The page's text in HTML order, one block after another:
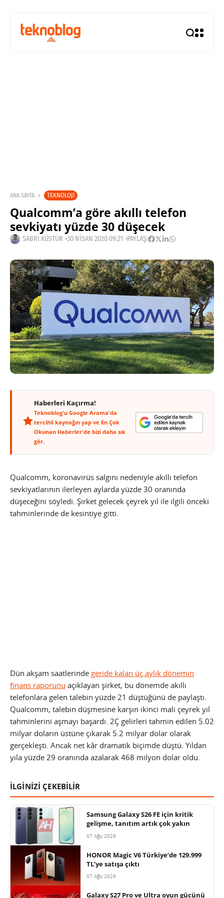
ANA SAYFA TEKNOLOJI
Qualcomm’a göre akıllı telefon
sevkiyatı yüzde 30 düşecek
SABRI KÜSTÜR 30 NISAN 2020 09:21 PAYLAŞ:
Haberleri Kaçırma!
Teknoblog'u Google Arama'da
tercihli kaynağın yap ve En Çok
Okunan Haberler'de bizi daha sık
gör.
Qualcomm, koronavirüs salgını nedeniyle akıllı telefon
sevkiyatlarının ilerleyen aylarda yüzde 30 oranında
düşeceğini söyledi. Şirket gelecek çeyrek yıl ile ilgili önceki
tahminlerinde de kesintiye gitti.
Dün akşam saatlerinde geride kalan üç aylık dönemin
finans raporunu açıklayan şirket, bu dönemde akıllı
telefonlara gelen talebin yüzde 21 düştüğünü de paylaştı.
Qualcomm, talebin düşmesine karşın ikinci mali çeyrek yıl
tahminlerini aşmayı başardı. 2Ç gelirleri tahmin edilen 5.02
milyar doların üstüne çıkarak 5.2 milyar dolar olarak
gerçekleşti. Ancak net kâr dramatik biçimde düştü. Yıldan
yıla yüzde 29 oranında azalarak 468 milyon dolar oldu.
İLGİNİZİ ÇEKEBİLİR
Samsung Galaxy S26 FE için kritik
gelişme, tanıtım artık çok yakın
07 Ağu 2026
HONOR Magic V6 Türkiye’de 129.999
TL’ye satışa çıktı
07 Ağu 2026
Galaxy S27 Pro ve Ultra oyun gücünü